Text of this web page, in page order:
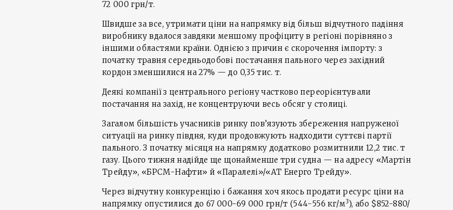
72 000 грн/т.
Швидше за все, утримати ціни на напрямку від більш відчутного падіння
виробнику вдалося завдяки меншому профіциту в регіоні порівняно з
іншими областями країни. Однією з причин є скорочення імпорту: з
початку травня середньодобові постачання пального через західний
кордон зменшилися на 27% — до 0,35 тис. т.
Деякі компанії з центрального регіону частково переорієнтували
постачання на захід, не концентруючи весь обсяг у столиці.
Загалом більшість учасників ринку пов’язують збереження напруженої
ситуації на ринку півдня, куди продовжують надходити суттєві партії
пального. З початку місяця на напрямку додатково розмитнили 12,2 тис. т
газу. Цього тижня надійде ще щонайменше три судна — на адресу «Мартін
Трейду», «БРСМ-Нафти» й «Паралелі»/«АТ Енерго Трейду».
Через відчутну конкуренцію і бажання хоч якось продати ресурс ціни на
напрямку опустилися до 67 000-69 000 грн/т (544-556 кг/м3), або $852-880/